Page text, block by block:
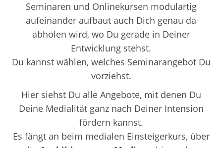
Seminaren und Onlinekursen modulartig
aufeinander aufbaut auch Dich genau da
abholen wird, wo Du gerade in Deiner
Entwicklung stehst.
Du kannst wählen, welches Seminarangebot Du
vorziehst.
Hier siehst Du alle Angebote, mit denen Du
Deine Medialität ganz nach Deiner Intension
fördern kannst.
Es fängt an beim medialen Einsteigerkurs, über